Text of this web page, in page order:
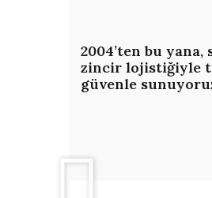
Adresi
2004’ten bu
zincir lojistiğiyle
güvenle